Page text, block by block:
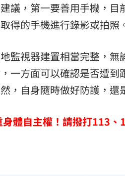
議，第一要善用手機，
得的手機進行錄影或拍照
監視器建置相當完整，
一方面可以確認是否遭
，自身隨時做好防護，還
體自主權！請撥打113、